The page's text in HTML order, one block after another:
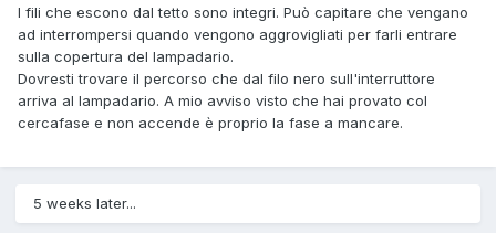
I fili che escono dal tetto sono integri. Può capitare che vengano
ad interrompersi quando vengono aggrovigliati per farli entrare
sulla copertura del lampadario.
Dovresti trovare il percorso che dal filo nero sull'interruttore
arriva al lampadario. A mio avviso visto che hai provato col
cercafase e non accende è proprio la fase a mancare.
5 weeks later...